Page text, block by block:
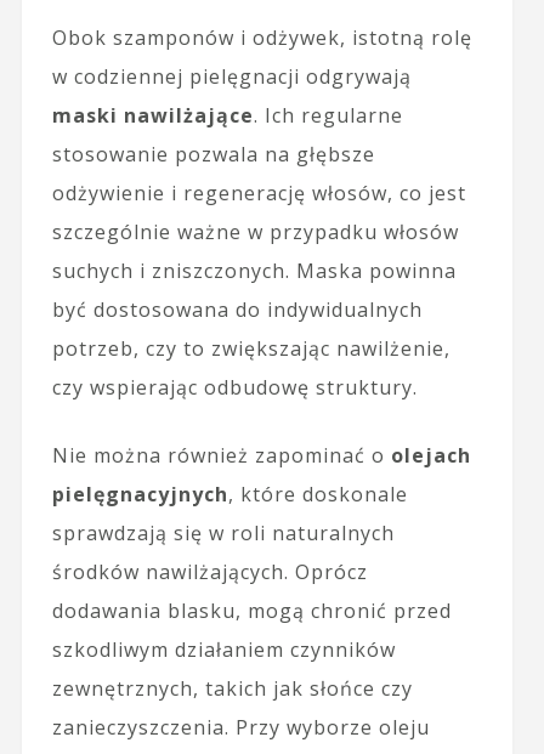
Obok szamponów i odżywek, istotną rolę
w codziennej pielęgnacji odgrywają
maski nawilżające. Ich regularne
stosowanie pozwala na głębsze
odżywienie i regenerację włosów, co jest
szczególnie ważne w przypadku włosów
suchych i zniszczonych. Maska powinna
być dostosowana do indywidualnych
potrzeb, czy to zwiększając nawilżenie,
czy wspierając odbudowę struktury.
Nie można również zapominać o olejach
pielęgnacyjnych, które doskonale
sprawdzają się w roli naturalnych
środków nawilżających. Oprócz
dodawania blasku, mogą chronić przed
szkodliwym działaniem czynników
zewnętrznych, takich jak słońce czy
zanieczyszczenia. Przy wyborze oleju